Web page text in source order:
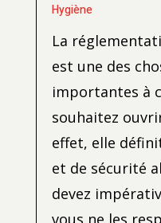
Hygiène
La
est une des
importantes à
souhaitez
effet, elle
et de sécurité
devez